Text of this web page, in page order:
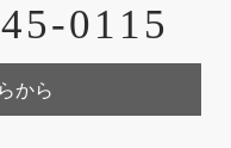
0115
から